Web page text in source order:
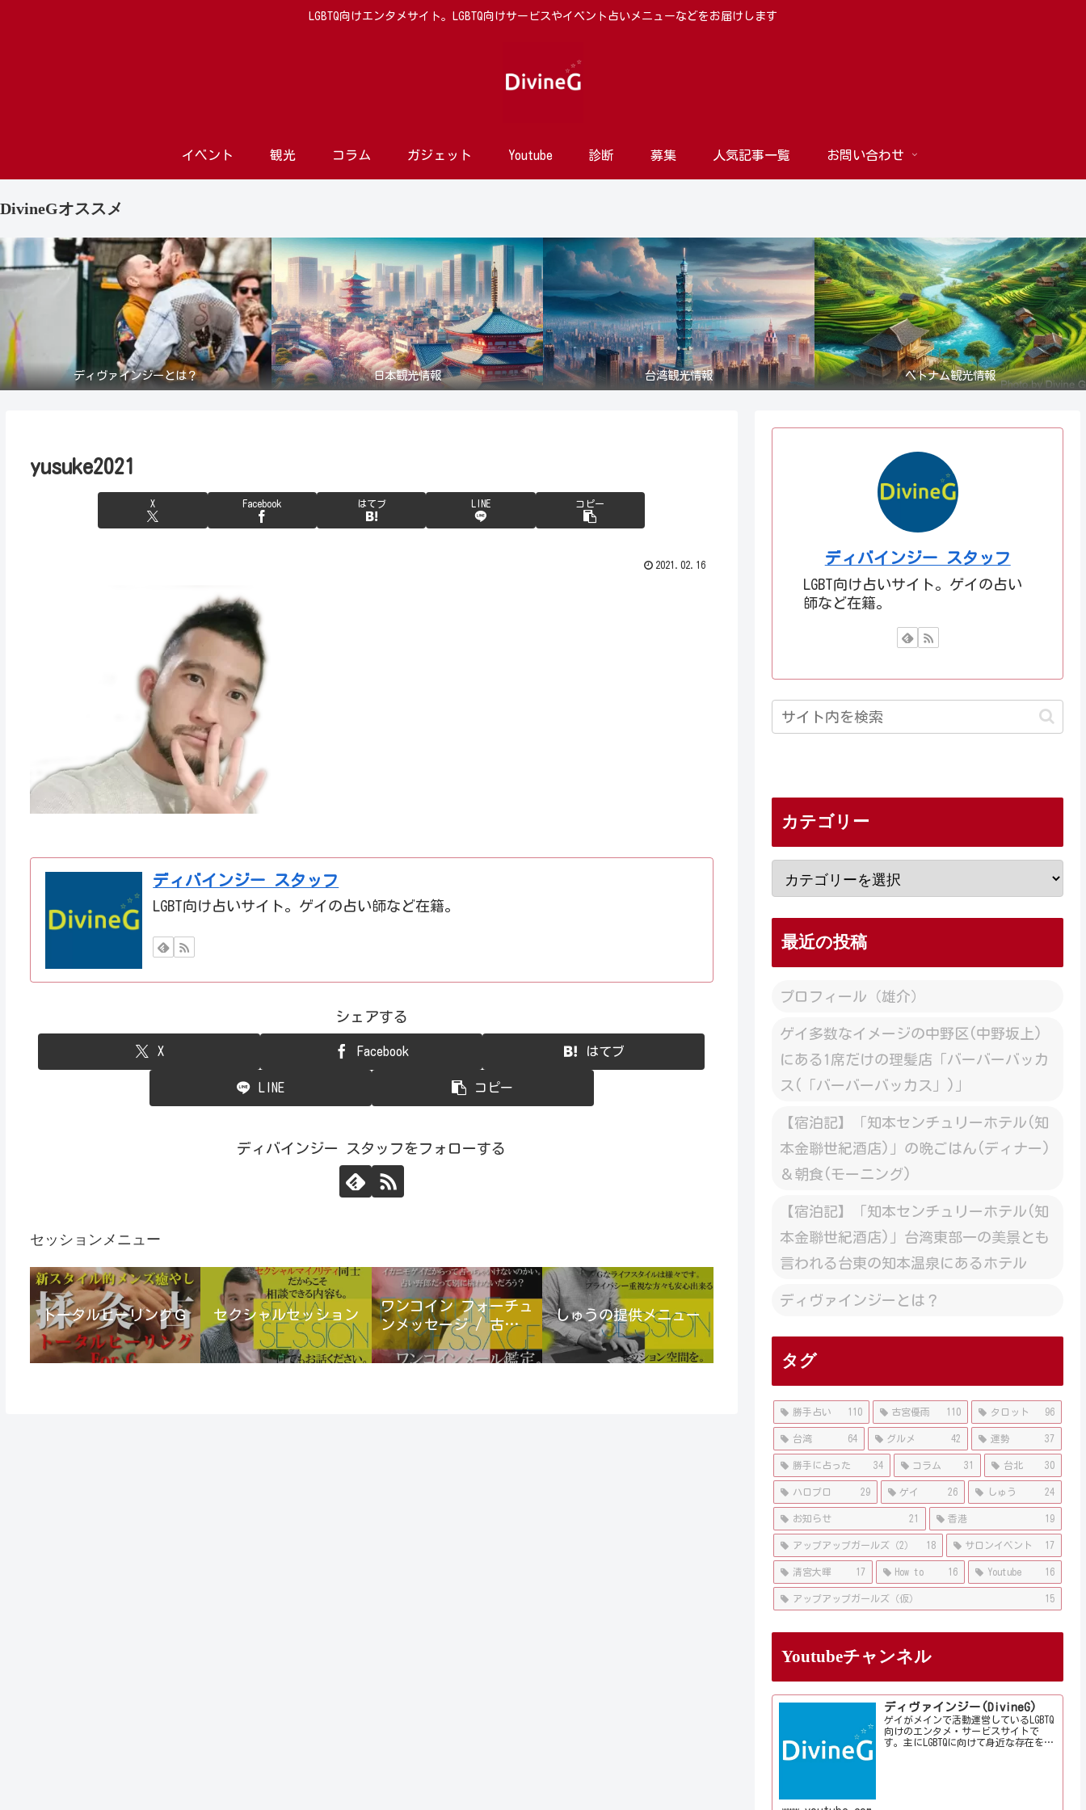
LGBTQ向けエンタメサイト。LGBTQ向けサービスやイベント占いメニューなどをお届けします
イベント 観光 コラム ガジェット Youtube 診断 募集 人気記事一覧 お問い合わせ
DivineGオススメ
ディヴァインジーとは？ 日本観光情報 台湾観光情報 ベトナム観光情報
yusuke2021
X Facebook はてブ LINE コピー
2021.02.16
ディバインジー スタッフ
LGBT向け占いサイト。ゲイの占い師など在籍。
シェアする
X Facebook はてブ
LINE コピー
ディバインジー スタッフをフォローする
セッションメニュー
トータルヒーリングＧ セクシャルセッション
ワンコイン フォーチュ
ンメッセージ / 古宮優
雨
しゅうの提供メニュー
ディバインジー スタッフ
LGBT向け占いサイト。ゲイの占い
師など在籍。
カテゴリー
最近の投稿
プロフィール（雄介）
ゲイ多数なイメージの中野区(中野坂上)
にある1席だけの理髪店「バーバーバッカ
ス(「バーバーバッカス」)」
【宿泊記】「知本センチュリーホテル(知
本金聯世紀酒店)」の晩ごはん(ディナー)
＆朝食(モーニング)
【宿泊記】「知本センチュリーホテル(知
本金聯世紀酒店)」台湾東部一の美景とも
言われる台東の知本温泉にあるホテル
ディヴァインジーとは？
タグ
勝手占い 110 古宮優雨 110 タロット 96
台湾 64 グルメ 42 運勢 37
勝手に占った 34 コラム 31 台北 30
ハロプロ 29 ゲイ 26 しゅう 24
お知らせ 21 香港 19
アップアップガールズ（2） 18 サロンイベント 17
清宮大暉 17 How to 16 Youtube 16
アップアップガールズ（仮） 15
Youtubeチャンネル
ディヴァインジー(DivineG)
ゲイがメインで活動運営しているLGBTQ
向けのエンタメ・サービスサイトで
す。主にLGBTQに向けて身近な存在を意